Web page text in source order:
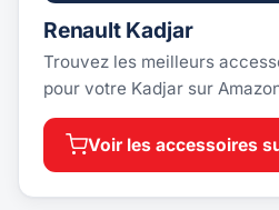
Renault Kadjar
Trouvez les meilleurs
pour votre Kadjar sur
Voir les accessoires